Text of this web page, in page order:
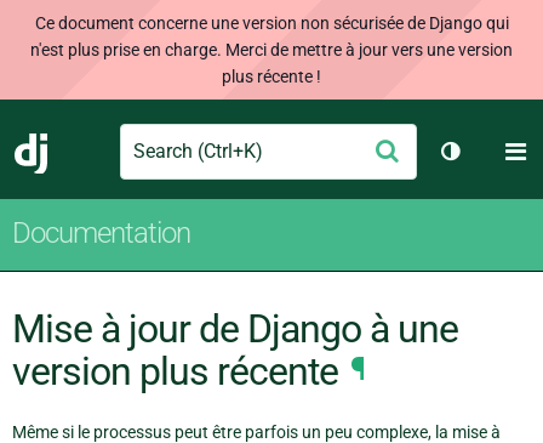
Ce document concerne une version non sécurisée de Django qui
n'est plus prise en charge. Merci de mettre à jour vers une version
plus récente !
Django
Search Envoyer
Changer
Documentation
Mise à jour de Django à une
version plus récente ¶
Même si le processus peut être parfois un peu complexe, la mise à